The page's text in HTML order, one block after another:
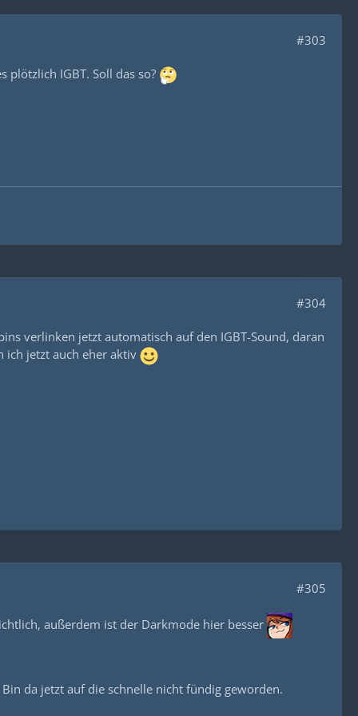
#303
plötzlich IGBT. Soll das so?
#304
verlinken jetzt automatisch auf den IGBT-Sound, daran
ich jetzt auch eher aktiv
#305
außerdem ist der Darkmode hier besser
da jetzt auf die schnelle nicht fündig geworden.